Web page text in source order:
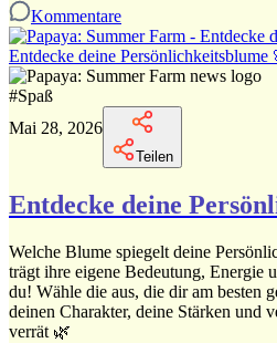
Kommentare
Entdecke deine Persönlichkeitsblume
#Spaß
Mai 28, 2026
Teilen
Entdecke deine
Welche Blume spiegelt deine
trägt ihre eigene Bedeutung,
du! Wähle die aus, die dir am besten
deinen Charakter, deine Stärken und
verrät 🌿